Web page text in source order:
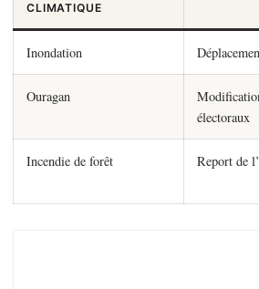
CLIMATIQUE
Inondation
Ouragan
électoraux
Incendie de forêt Report de